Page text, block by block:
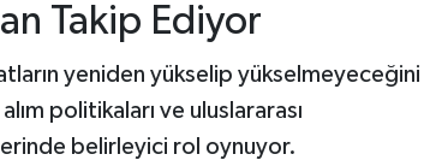
Takip Ediyor
yeniden yükselip yükselmeyeceğini
politikaları ve uluslararası
belirleyici rol oynuyor.